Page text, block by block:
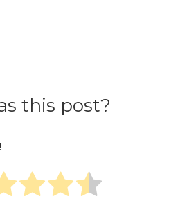
this post?